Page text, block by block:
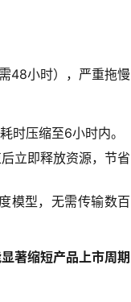
48小时），严重拖慢
时压缩至6小时内。
立即释放资源，节省
模型，无需传输数百
著缩短产品上市周期